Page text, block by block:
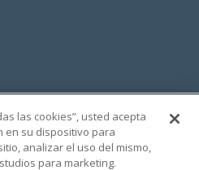
las cookies”, usted acepta
en su dispositivo para
analizar el uso del mismo,
para marketing.